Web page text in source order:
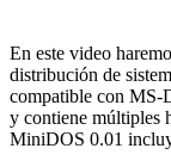
En este video
distribución de
compatible con MS-
y contiene múltiples
MiniDOS 0.01